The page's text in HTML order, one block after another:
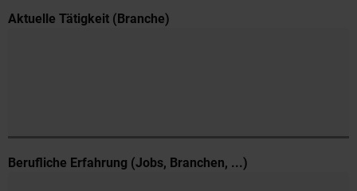
Aktuelle Tätigkeit (Branche)
Berufliche Erfahrung (Jobs, Branchen, ...)